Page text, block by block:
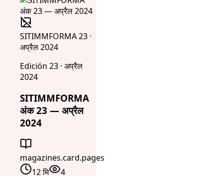
SITIMMFORMA 23 ·
अप्रैल 2024
Edición 23 · अप्रैल
2024
SITIMMFORMA
अंक 23 — अप्रैल
2024
magazines.card.pages
12 मि
4